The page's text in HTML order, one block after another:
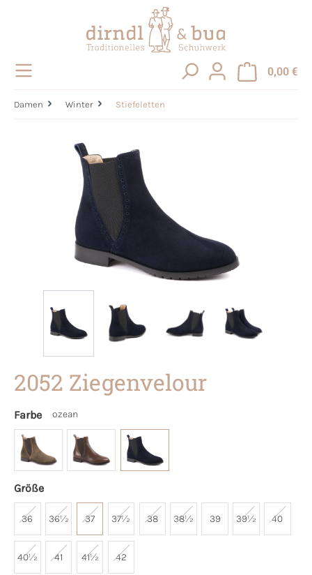
0,00 €
Damen Winter Stiefeletten
Bildergalerie überspringen
2052 Ziegenvelour
Farbe ozean
Größe
36 36½ 37 37½ 38 38½ 39 39½ 40
40½ 41 41½ 42